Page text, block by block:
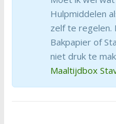
Hulpmiddelen
zelf te regelen.
Bakpapier of
niet druk te
Maaltijdbox